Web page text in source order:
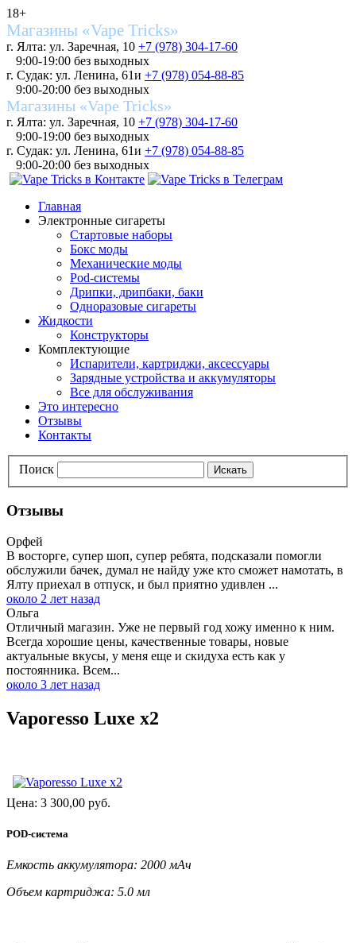
18+
Магазины «Vape Tricks»
г. Ялта: ул. Заречная, 10 +7 (978) 304-17-60
9:00-19:00 без выходных
г. Судак: ул. Ленина, 61и +7 (978) 054-88-85
9:00-20:00 без выходных
Магазины «Vape Tricks»
г. Ялта: ул. Заречная, 10 +7 (978) 304-17-60
9:00-19:00 без выходных
г. Судак: ул. Ленина, 61и +7 (978) 054-88-85
9:00-20:00 без выходных
Главная
Электронные сигареты
Стартовые наборы
Бокс моды
Механические моды
Pod-системы
Дрипки, дрипбаки, баки
Одноразовые сигареты
Жидкости
Конструкторы
Комплектующие
Испарители, картриджи, аксессуары
Зарядные устройства и аккумуляторы
Все для обслуживания
Это интересно
Отзывы
Контакты
Поиск Искать
Отзывы
Орфей
В восторге, супер шоп, супер ребята, подсказали помогли
обслужили бачек, думал не найду уже кто сможет намотать, в
Ялту приехал в отпуск, и был приятно удивлен ...
около 2 лет назад
Ольга
Отличный магазин. Уже не первый год хожу именно к ним.
Всегда хорошие цены, качественные товары, новые
актуальные вкусы, у меня еще и скидуха есть как у
постоянника. Всем...
около 3 лет назад
Vaporesso Luxe x2
Цена: 3 300,00 руб.
POD-система
Емкость аккумулятора: 2000 мАч
Объем картриджа: 5.0 мл